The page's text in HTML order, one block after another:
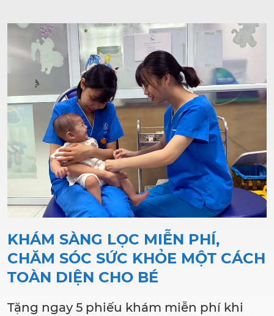
KHÁM SÀNG LỌC MIỄN PHÍ,
CHĂM SÓC SỨC KHỎE MỘT CÁCH
TOÀN DIỆN CHO BÉ
Tặng ngay 5 phiếu khám miễn phí khi